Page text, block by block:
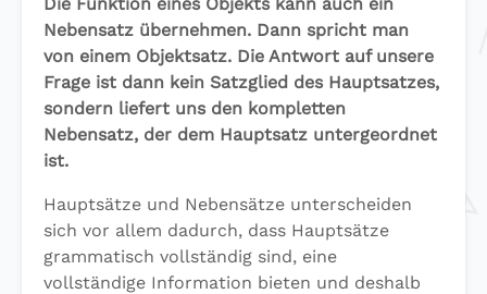
Nebensatz übernehmen. Dann spricht man
von einem Objektsatz. Die Antwort auf unsere
Frage ist dann kein Satzglied des Hauptsatzes,
sondern liefert uns den kompletten
Nebensatz, der dem Hauptsatz untergeordnet
ist.
Hauptsätze und Nebensätze unterscheiden
sich vor allem dadurch, dass Hauptsätze
grammatisch vollständig sind, eine
vollständige Information bieten und deshalb